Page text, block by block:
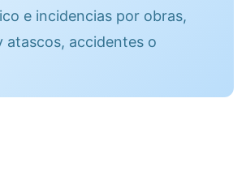
e incidencias por obras,
atascos, accidentes o